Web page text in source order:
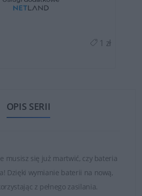
1 zł
OPIS SERII
musisz się już martwić, czy bateria
Dzięki wymianie baterii na nową,
z pełnego zasilania.